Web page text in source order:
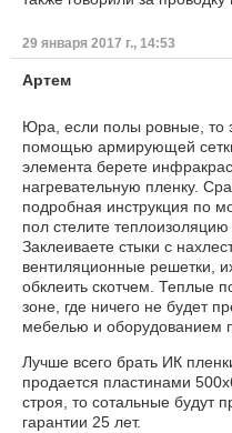
29 января 2017 г., 14:53
Артем
Юра, если полы ровные, то
помощью армирующей
элемента берете
нагревательную пленку.
подробная инструкция по
пол стелите
Заклеиваете стыки с
вентиляционные решетки,
обклеить скотчем. Теплые
зоне, где ничего не будет
мебелью и оборудованием
Лучше всего брать ИК
продается пластинами
строя, то сотальные будут
гарантии 25 лет.